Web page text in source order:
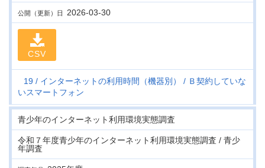
公開（更新）日 2026-03-30
CSV
19 インターネットの利用時間（機器別）
Ｂ契約していな
いスマートフォン
青少年のインターネット利用環境実態調査
令和７年度青少年のインターネット利用環境実態調査 / 青少
年調査